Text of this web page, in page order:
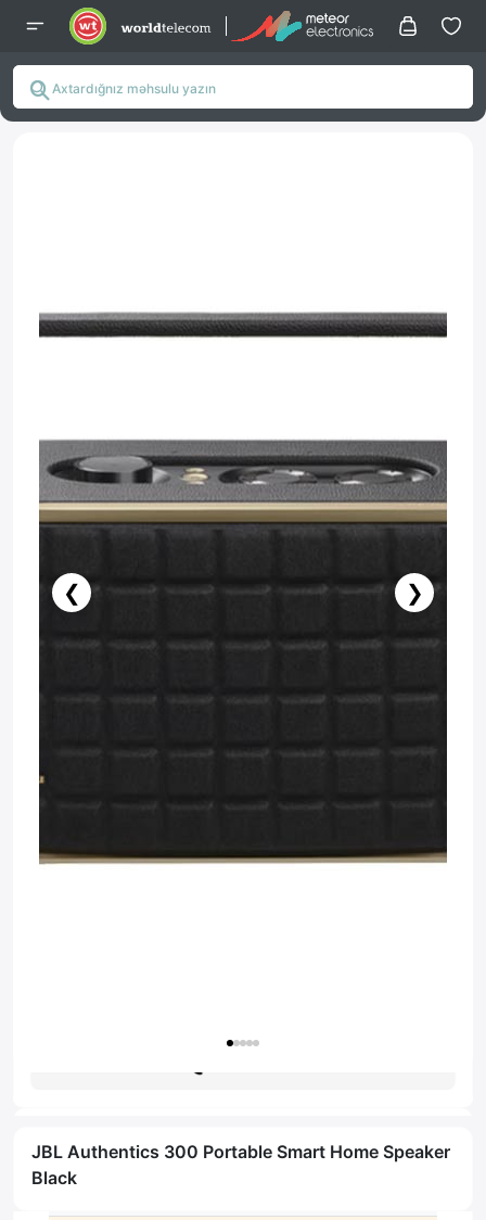
❮ ❯
JBL Authentics 300 Portable Smart Home Speaker
Black
İlkin ödənişsiz hissə-hissə ödə!